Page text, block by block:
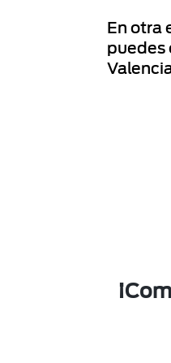
En otra
puedes